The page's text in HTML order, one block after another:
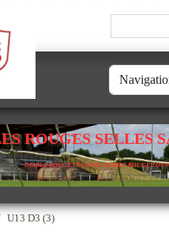
ROUGES SELLES
DIABLE ROUGE UN JOUR, DIABLE ROUGE
U13 D3 (3)